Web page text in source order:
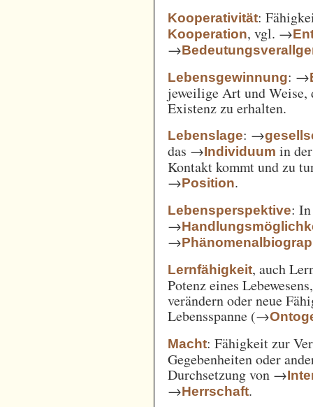
Kooperativität:
Kooperation, vgl. →
→
Lebensgewinnung: →
jeweilige Art und
Existenz zu erhalten.
Lebenslage: →
das →Individuum in
Kontakt kommt und zu
→Position.
Lebensperspektive:
→
→
Lernfähigkeit, auch
Potenz eines
verändern oder neue
Lebensspanne (→
Macht: Fähigkeit zur
Gegebenheiten oder
Durchsetzung von →
→Herrschaft.